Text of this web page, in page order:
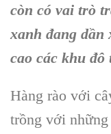
còn có vai trò
xanh đang dần
cao các khu đô
Hàng rào với
trồng với